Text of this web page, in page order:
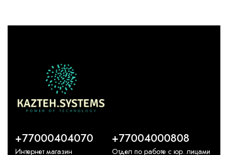
+77000404070
Интернет магазин
+77004000808
Отдел по работе с юр. лицами